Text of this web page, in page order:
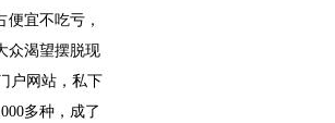
宜不吃亏，
众渴望摆脱现
户网站，私下
多种，成了